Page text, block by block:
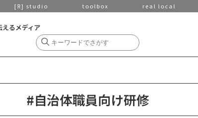
[R] studio toolbox real local
るメディア
#自治体職員向け研修